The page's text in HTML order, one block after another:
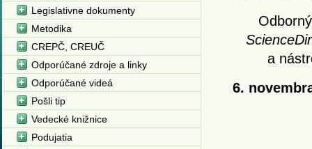
a
6.
Legislativne dokumenty
Metodika
CREPČ, CREUČ
Odporúčané zdroje a linky
Odporúčané videá
Pošli tip
Vedecké knižnice
Podujatia